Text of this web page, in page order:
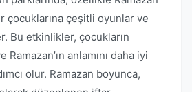
çocuklarına çeşitli oyunlar ve
Bu etkinlikler, çocukların
anlamını daha iyi
olur. Ramazan boyunca,